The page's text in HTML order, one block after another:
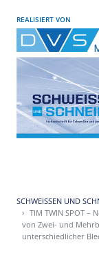
REALISIERT VON
SCHWEISSEN UND
TIM TWIN SPOT –
von Zwei- und
unterschiedlicher